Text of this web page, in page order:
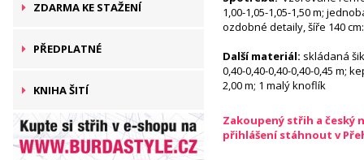
ZDARMA KE STAŽENÍ
PŘEDPLATNÉ
KNIHA ŠITÍ
1,00-1,05-1,05-1,50 m;
ozdobné detaily, šíře 140
Další materiál: skládaná
0,40-0,40-0,40-0,40-0,45 m;
2,00 m; 1 malý knoflík
Zakoupený střih a český
přihlášení stáhnout v